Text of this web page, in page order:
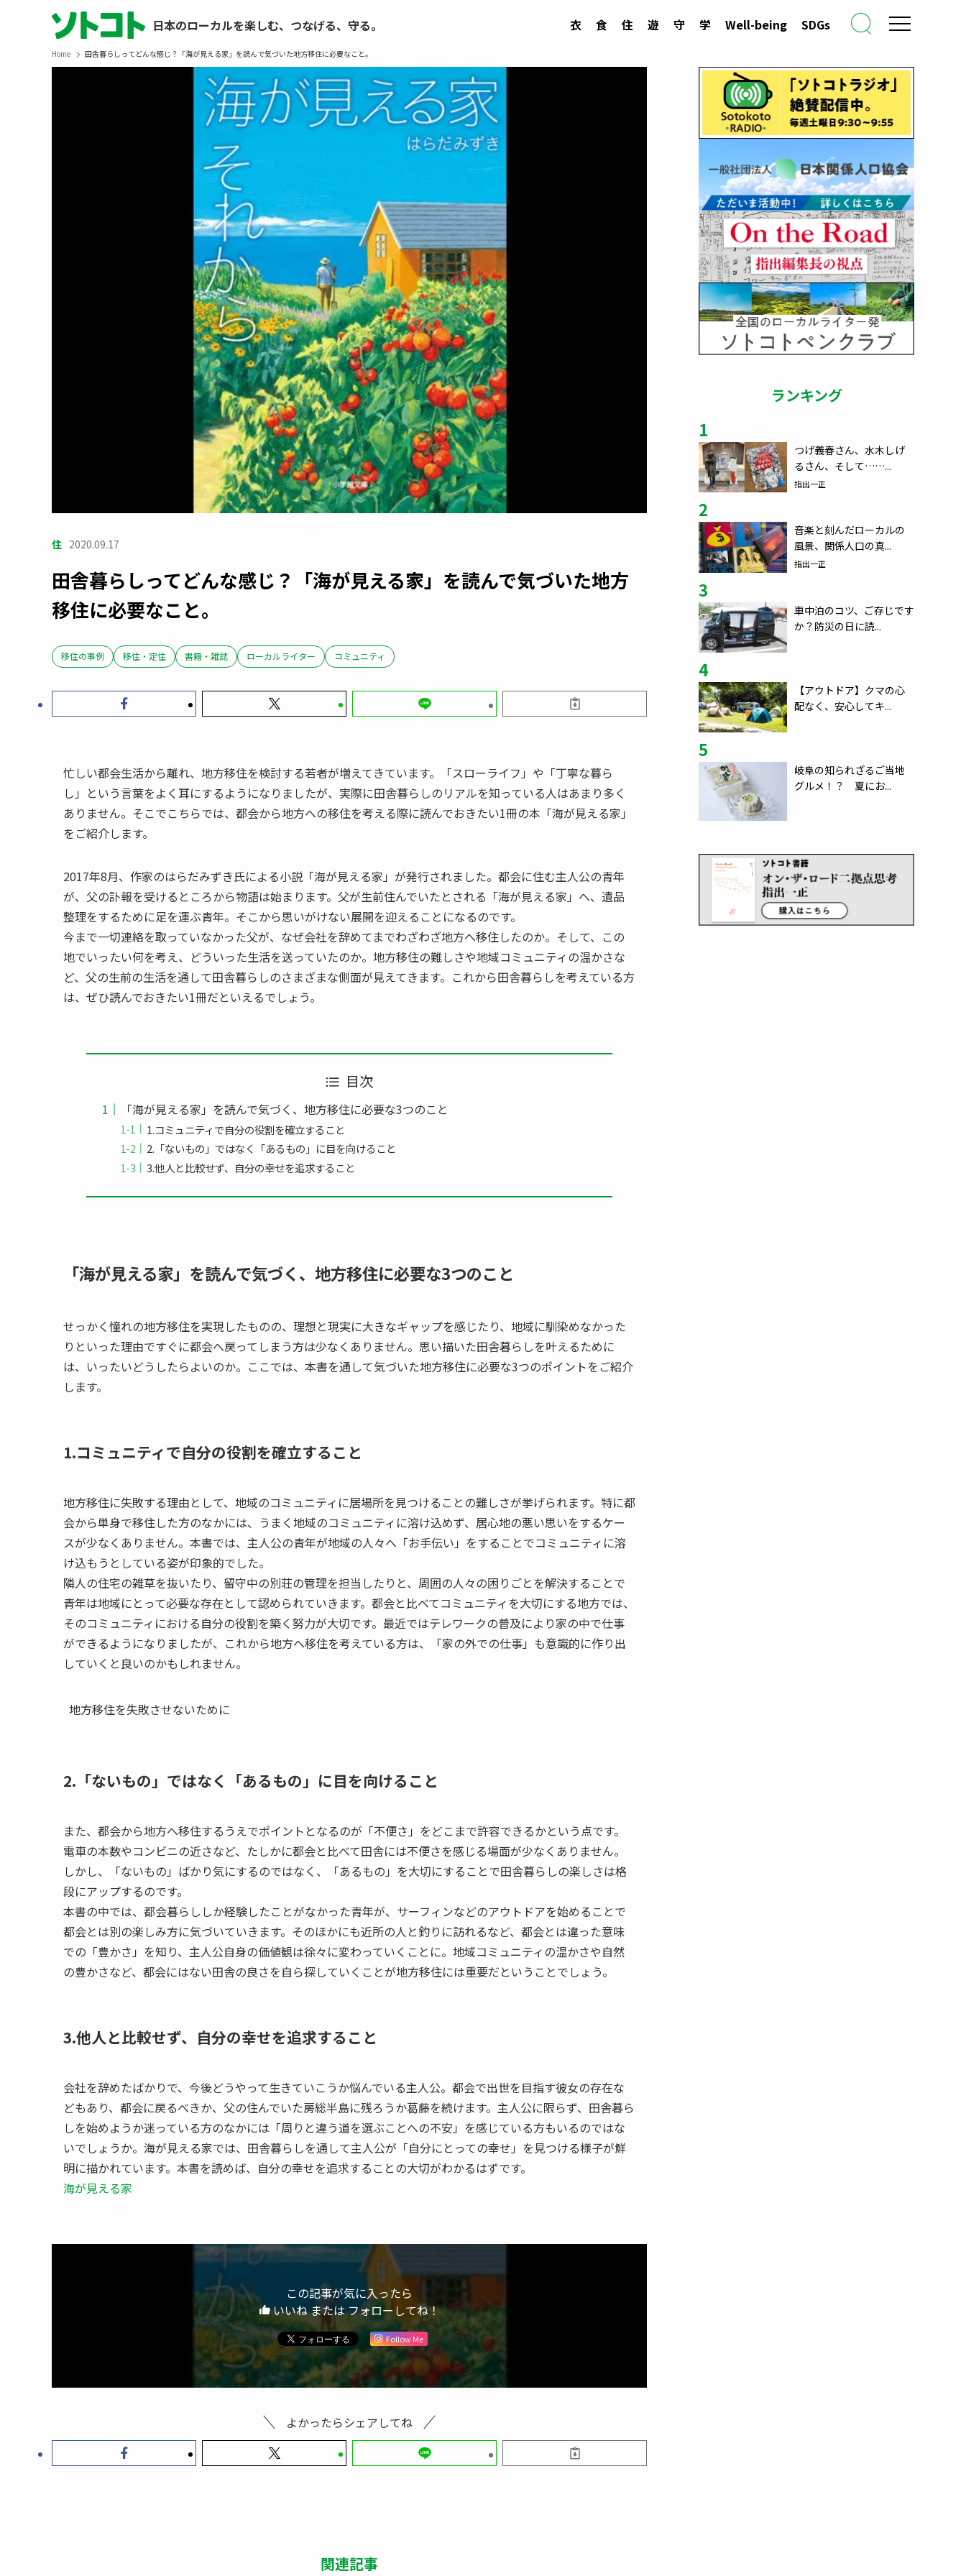
日本のローカルを楽しむ、つなげる、守る。 衣 食 住 遊 守 学 Well-being SDGs
Home 田舎暮らしってどんな感じ？「海が見える家」を読んで気づいた地方移住に必要なこと。
住 2020.09.17
田舎暮らしってどんな感じ？「海が見える家」を読んで気づいた地方
移住に必要なこと。
移住の事例 移住・定住 書籍・雑誌 ローカルライター コミュニティ
忙しい都会生活から離れ、地方移住を検討する若者が増えてきています。「スローライフ」や「丁寧な暮ら
し」という言葉をよく耳にするようになりましたが、実際に田舎暮らしのリアルを知っている人はあまり多く
ありません。そこでこちらでは、都会から地方への移住を考える際に読んでおきたい1冊の本「海が見える家」
をご紹介します。
2017年8月、作家のはらだみずき氏による小説「海が見える家」が発行されました。都会に住む主人公の青年
が、父の訃報を受けるところから物語は始まります。父が生前住んでいたとされる「海が見える家」へ、遺品
整理をするために足を運ぶ青年。そこから思いがけない展開を迎えることになるのです。
今まで一切連絡を取っていなかった父が、なぜ会社を辞めてまでわざわざ地方へ移住したのか。そして、この
地でいったい何を考え、どういった生活を送っていたのか。地方移住の難しさや地域コミュニティの温かさな
ど、父の生前の生活を通して田舎暮らしのさまざまな側面が見えてきます。これから田舎暮らしを考えている方
は、ぜひ読んでおきたい1冊だといえるでしょう。
目次
「海が見える家」を読んで気づく、地方移住に必要な3つのこと
1.コミュニティで自分の役割を確立すること
2.「ないもの」ではなく「あるもの」に目を向けること
3.他人と比較せず、自分の幸せを追求すること
「海が見える家」を読んで気づく、地方移住に必要な3つのこと
せっかく憧れの地方移住を実現したものの、理想と現実に大きなギャップを感じたり、地域に馴染めなかった
りといった理由ですぐに都会へ戻ってしまう方は少なくありません。思い描いた田舎暮らしを叶えるために
は、いったいどうしたらよいのか。ここでは、本書を通して気づいた地方移住に必要な3つのポイントをご紹介
します。
1.コミュニティで自分の役割を確立すること
地方移住に失敗する理由として、地域のコミュニティに居場所を見つけることの難しさが挙げられます。特に都
会から単身で移住した方のなかには、うまく地域のコミュニティに溶け込めず、居心地の悪い思いをするケー
スが少なくありません。本書では、主人公の青年が地域の人々へ「お手伝い」をすることでコミュニティに溶
け込もうとしている姿が印象的でした。
隣人の住宅の雑草を抜いたり、留守中の別荘の管理を担当したりと、周囲の人々の困りごとを解決することで
青年は地域にとって必要な存在として認められていきます。都会と比べてコミュニティを大切にする地方では、
そのコミュニティにおける自分の役割を築く努力が大切です。最近ではテレワークの普及により家の中で仕事
ができるようになりましたが、これから地方へ移住を考えている方は、「家の外での仕事」も意識的に作り出
していくと良いのかもしれません。
地方移住を失敗させないために
2.「ないもの」ではなく「あるもの」に目を向けること
また、都会から地方へ移住するうえでポイントとなるのが「不便さ」をどこまで許容できるかという点です。
電車の本数やコンビニの近さなど、たしかに都会と比べて田舎には不便さを感じる場面が少なくありません。
しかし、「ないもの」ばかり気にするのではなく、「あるもの」を大切にすることで田舎暮らしの楽しさは格
段にアップするのです。
本書の中では、都会暮らししか経験したことがなかった青年が、サーフィンなどのアウトドアを始めることで
都会とは別の楽しみ方に気づいていきます。そのほかにも近所の人と釣りに訪れるなど、都会とは違った意味
での「豊かさ」を知り、主人公自身の価値観は徐々に変わっていくことに。地域コミュニティの温かさや自然
の豊かさなど、都会にはない田舎の良さを自ら探していくことが地方移住には重要だということでしょう。
3.他人と比較せず、自分の幸せを追求すること
会社を辞めたばかりで、今後どうやって生きていこうか悩んでいる主人公。都会で出世を目指す彼女の存在な
どもあり、都会に戻るべきか、父の住んでいた房総半島に残ろうか葛藤を続けます。主人公に限らず、田舎暮ら
しを始めようか迷っている方のなかには「周りと違う道を選ぶことへの不安」を感じている方もいるのではな
いでしょうか。海が見える家では、田舎暮らしを通して主人公が「自分にとっての幸せ」を見つける様子が鮮
明に描かれています。本書を読めば、自分の幸せを追求することの大切がわかるはずです。
海が見える家
この記事が気に入ったら
いいね または フォローしてね！
Follow Me
よかったらシェアしてね
関連記事
ランキング
1
つげ義春さん、水木しげ
るさん、そして……...
指出一正
2
音楽と刻んだローカルの
風景、関係人口の真...
指出一正
3
車中泊のコツ、ご存じです
か？防災の日に読...
4
【アウトドア】クマの心
配なく、安心してキ...
5
岐阜の知られざるご当地
グルメ！？ 夏にお...